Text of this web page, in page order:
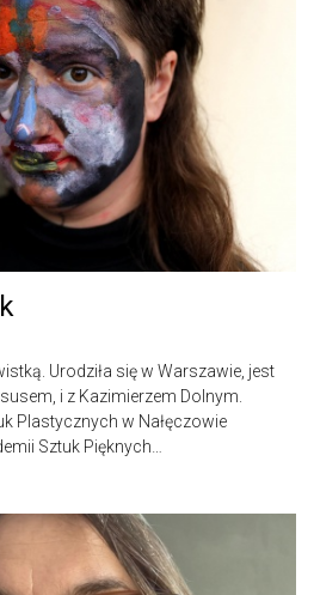
Urodziła się w Warszawie, jest
i z Kazimierzem Dolnym.
Plastycznych w Nałęczowie
Sztuk Pięknych…